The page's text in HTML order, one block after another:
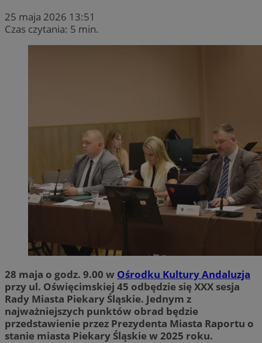
25 maja 2026 13:51
Czas czytania: 5 min.
28 maja o godz. 9.00 w Ośrodku Kultury Andaluzja
przy ul. Oświęcimskiej 45 odbędzie się XXX sesja
Rady Miasta Piekary Śląskie. Jednym z
najważniejszych punktów obrad będzie
przedstawienie przez Prezydenta Miasta Raportu o
stanie miasta Piekary Śląskie w 2025 roku.